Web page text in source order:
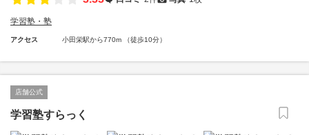
学習塾・塾
アクセス 小田栄駅から770m （徒歩10分）
店舗公式
学習塾すらっく